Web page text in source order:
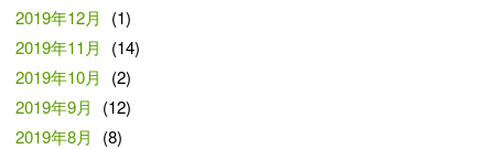
2019年12月
(1)
2019年11月
(14)
2019年10月
(2)
2019年9月
(12)
2019年8月
(8)